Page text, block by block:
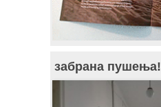
забрана пушења!